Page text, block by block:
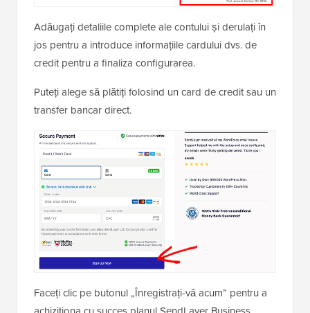
Adăugați detaliile complete ale contului și derulați în
jos pentru a introduce informațiile cardului dvs. de
credit pentru a finaliza configurarea.
Puteți alege să plătiți folosind un card de credit sau un
transfer bancar direct.
Faceți clic pe butonul „Înregistrați-vă acum” pentru a